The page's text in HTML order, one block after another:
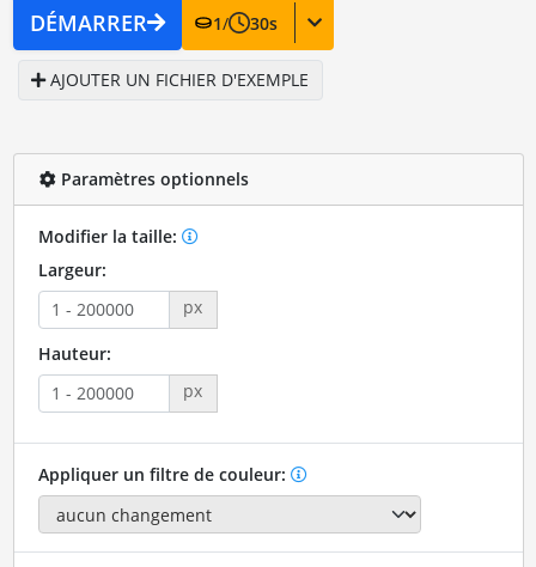
DÉMARRER 1/ 30s
AJOUTER UN FICHIER D'EXEMPLE
Paramètres optionnels
Modifier la taille:
Largeur:
px
Hauteur:
px
Appliquer un filtre de couleur: